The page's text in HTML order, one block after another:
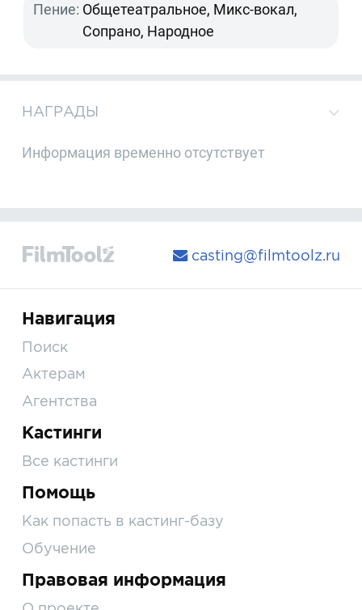
Пение: Общетеатральное, Микс-вокал,
Сопрано, Народное
НАГРАДЫ
Информация временно отсутствует
casting@filmtoolz.ru
Навигация
Поиск
Актерам
Агентства
Кастинги
Все кастинги
Помощь
Как попасть в кастинг-базу
Обучение
Правовая информация